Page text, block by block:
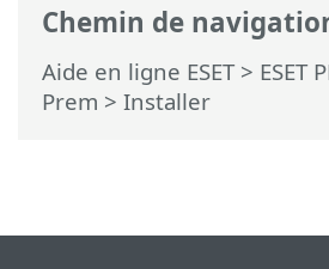
Chemin de
Aide en ligne ESET> ESET
Prem > Installer